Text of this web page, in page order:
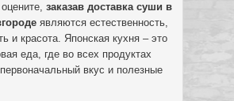
заказав доставка суши в
являются естественность,
и красота. Японская кухня – это
еда, где во всех продуктах
вкус и полезные